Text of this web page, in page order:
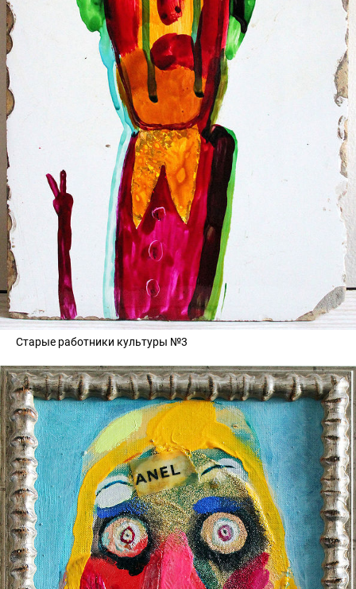
Старые работники культуры №3